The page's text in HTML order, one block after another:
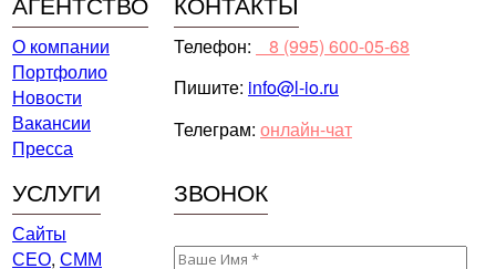
О компании
Портфолио
Новости
Вакансии
Пресса
Телефон:
⠀8 (995) 600-05-68
Пишите: info@l-io.ru
Телеграм: онлайн-чат
УСЛУГИ ЗВОНОК
Сайты
СЕО, СММ